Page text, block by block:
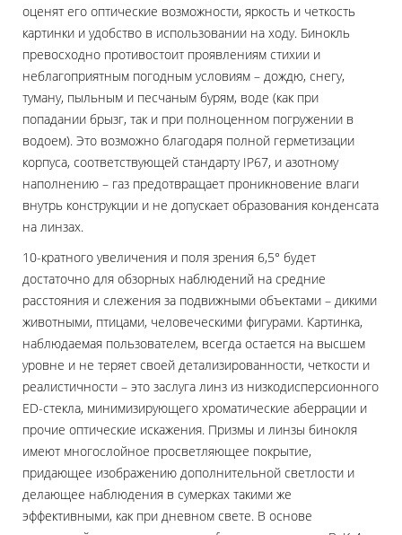
оценят его оптические возможности, яркость и четкость
картинки и удобство в использовании на ходу. Бинокль
превосходно противостоит проявлениям стихии и
неблагоприятным погодным условиям – дождю, снегу,
туману, пыльным и песчаным бурям, воде (как при
попадании брызг, так и при полноценном погружении в
водоем). Это возможно благодаря полной герметизации
корпуса, соответствующей стандарту IP67, и азотному
наполнению – газ предотвращает проникновение влаги
внутрь конструкции и не допускает образования конденсата
на линзах.
10-кратного увеличения и поля зрения 6,5° будет
достаточно для обзорных наблюдений на средние
расстояния и слежения за подвижными объектами – дикими
животными, птицами, человеческими фигурами. Картинка,
наблюдаемая пользователем, всегда остается на высшем
уровне и не теряет своей детализированности, четкости и
реалистичности – это заслуга линз из низкодисперсионного
ED-стекла, минимизирующего хроматические аберрации и
прочие оптические искажения. Призмы и линзы бинокля
имеют многослойное просветляющее покрытие,
придающее изображению дополнительной светлости и
делающее наблюдения в сумерках такими же
эффективными, как при дневном свете. В основе